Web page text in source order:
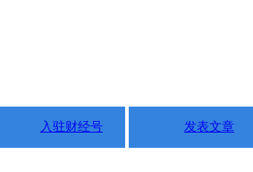
入驻财经号 发表文章